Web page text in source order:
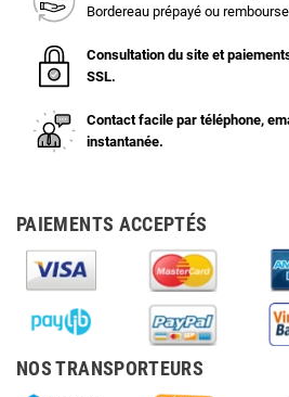
Bordereau prépayé ou
Consultation du site et
SSL.
Contact facile par téléphone,
instantanée.
PAIEMENTS ACCEPTÉS
NOS TRANSPORTEURS